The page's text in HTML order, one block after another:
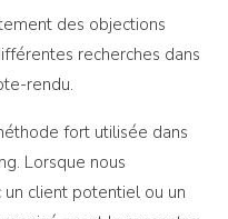
des objections
recherches dans
rendu.
fort utilisée dans
Lorsque nous
client potentiel ou un